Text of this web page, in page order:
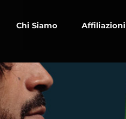
Chi Siamo Affiliazioni